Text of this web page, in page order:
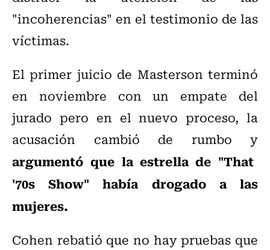
"incoherencias" en el testimonio de las
víctimas.
El primer juicio de Masterson terminó
en noviembre con un empate del
jurado pero en el nuevo proceso, la
acusación cambió de rumbo y
argumentó que la estrella de "That
'70s Show" había drogado a las
mujeres.
Cohen rebatió que no hay pruebas que